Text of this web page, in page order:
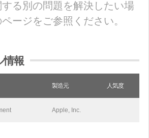
る別の問題を解決したい場
ージをご参照ください。
情報
製造元 人気度
Apple, Inc.